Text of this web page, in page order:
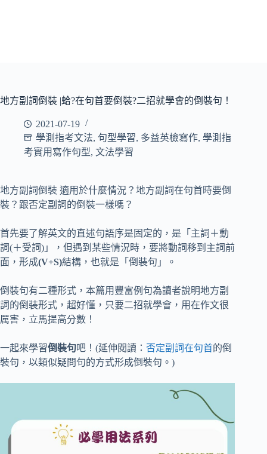
地方副詞倒裝 |蛤?在句首要倒裝?二招就學會的倒裝句！
2021-07-19
學測指考文法, 句型學習, 多益英檢寫作, 學測指
考實用寫作句型, 文法學習
地方副詞倒裝 適用於什麼情況？地方副詞在句首時要倒
裝？跟否定副詞的倒裝一樣嗎？
首先要了解英文的直述句語序是固定的，是「主詞＋動
詞(＋受詞)」，但遇到某些情況時，要將動詞移到主詞前
面，形成(V+S)結構，也就是「倒裝句」。
倒裝句有二種形式，本篇用豐富例句為讀者說明地方副
詞的倒裝形式，超好懂，只要二招就學會，用在作文很
厲害，立馬提高分數！
一起來學習倒裝句吧！(延伸閱讀： 否定副詞在句首的倒
裝句，以類似疑問句的方式形成倒裝句。)